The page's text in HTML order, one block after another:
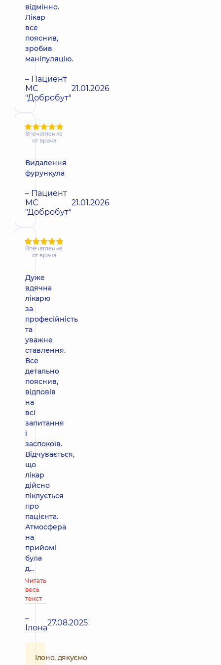
відмінно.
Лікар
все
пояснив,
зробив
маніпуляцію.
– Пациент
МС
"Добробут"
21.01.2026
Впечатление
от врача
Видалення
фурункула
– Пациент
МС
"Добробут"
21.01.2026
Впечатление
от врача
Дуже
вдячна
лікарю
за
професійність
та
уважне
ставлення.
Все
детально
пояснив,
відповів
на
всі
запитання
і
заспокоїв.
Відчувається,
що
лікар
дійсно
піклується
про
пацієнта.
Атмосфера
на
прийомі
була
д...
Читать
весь
текст
–
Ілона27.08.2025
Ілоно, дякуємо